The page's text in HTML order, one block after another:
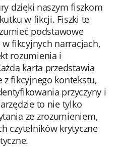
dzięki naszym fiszkom
w fikcji. Fiszki te
podstawowe
fikcyjnych narracjach,
rozumienia i
karta przedstawia
z fikcyjnego kontekstu,
przyczyny i
to nie tylko
ze zrozumieniem,
czytelników krytyczne